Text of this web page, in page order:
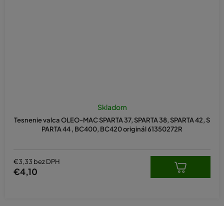
Tesnenie valca OLEO-MAC SPARTA 37, SPARTA 38, SPARTA 42, S
PARTA 44 , BC400, BC420 originál 61350272R
Skladom
€3,33 bez DPH
€4,10